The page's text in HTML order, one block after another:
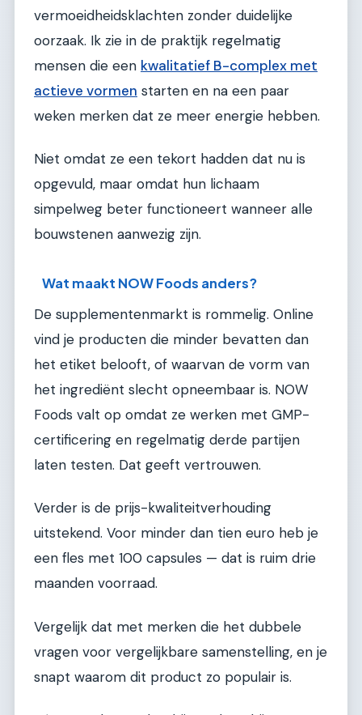
vermoeidheidsklachten zonder duidelijke
oorzaak. Ik zie in de praktijk regelmatig
mensen die een kwalitatief B-complex met
actieve vormen starten en na een paar
weken merken dat ze meer energie hebben.
Niet omdat ze een tekort hadden dat nu is
opgevuld, maar omdat hun lichaam
simpelweg beter functioneert wanneer alle
bouwstenen aanwezig zijn.
Wat maakt NOW Foods anders?
De supplementenmarkt is rommelig. Online
vind je producten die minder bevatten dan
het etiket belooft, of waarvan de vorm van
het ingrediënt slecht opneembaar is. NOW
Foods valt op omdat ze werken met GMP-
certificering en regelmatig derde partijen
laten testen. Dat geeft vertrouwen.
Verder is de prijs-kwaliteitverhouding
uitstekend. Voor minder dan tien euro heb je
een fles met 100 capsules — dat is ruim drie
maanden voorraad.
Vergelijk dat met merken die het dubbele
vragen voor vergelijkbare samenstelling, en je
snapt waarom dit product zo populair is.